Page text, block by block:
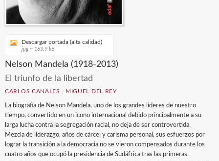
Descargar portada (alta calidad)
jpg ~ 163.9 kB
Nelson Mandela (1918-2013)
El triunfo de la libertad
CARLOS CANALES MIGUEL DEL REY
La biografía de Nelson Mandela, uno de los grandes líderes de nuestro
tiempo, convertido en un icono internacional debido principalmente a su
larga lucha contra la segregación racial, no deja de ser controvertida.
Mezcla de liderazgo, años de cárcel y carisma personal, sus esfuerzos por
lograr la transición a la democracia no se vieron compensados durante los
cuatro años que ocupó la presidencia de Sudáfrica tras las primeras